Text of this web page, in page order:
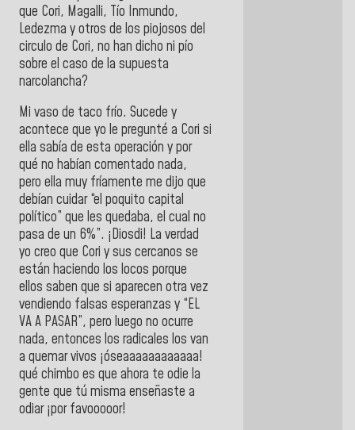
que Cori, Magalli, Tío Inmundo,
Ledezma y otros de los piojosos del
circulo de Cori, no han dicho ni pío
sobre el caso de la supuesta
narcolancha?
Mi vaso de taco frío. Sucede y
acontece que yo le pregunté a Cori si
ella sabía de esta operación y por
qué no habían comentado nada,
pero ella muy fríamente me dijo que
debían cuidar “el poquito capital
político” que les quedaba, el cual no
pasa de un 6%”. ¡Diosdi! La verdad
yo creo que Cori y sus cercanos se
están haciendo los locos porque
ellos saben que si aparecen otra vez
vendiendo falsas esperanzas y “EL
VA A PASAR”, pero luego no ocurre
nada, entonces los radicales los van
a quemar vivos ¡óseaaaaaaaaaaaa!
qué chimbo es que ahora te odie la
gente que tú misma enseñaste a
odiar ¡por favooooor!